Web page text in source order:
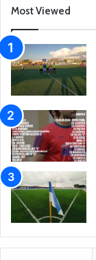
Most Viewed